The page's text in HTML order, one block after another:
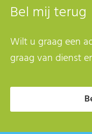
Bel mij terug
Wilt u graag een
graag van dienst